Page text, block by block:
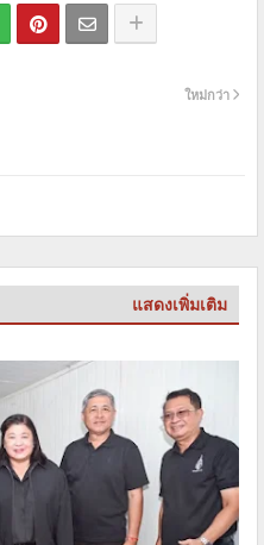
ใหม่กว่า
แสดงเพิ่มเติม